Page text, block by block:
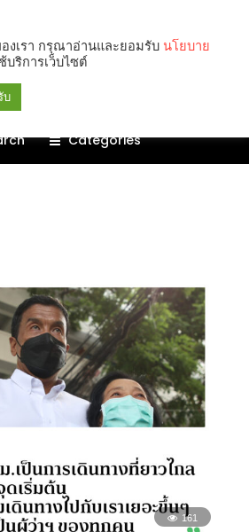
Categories
161
งเรา กรุณาอ่านและยอมรับ นโยบาย
บริการเว็บไซต์
บ